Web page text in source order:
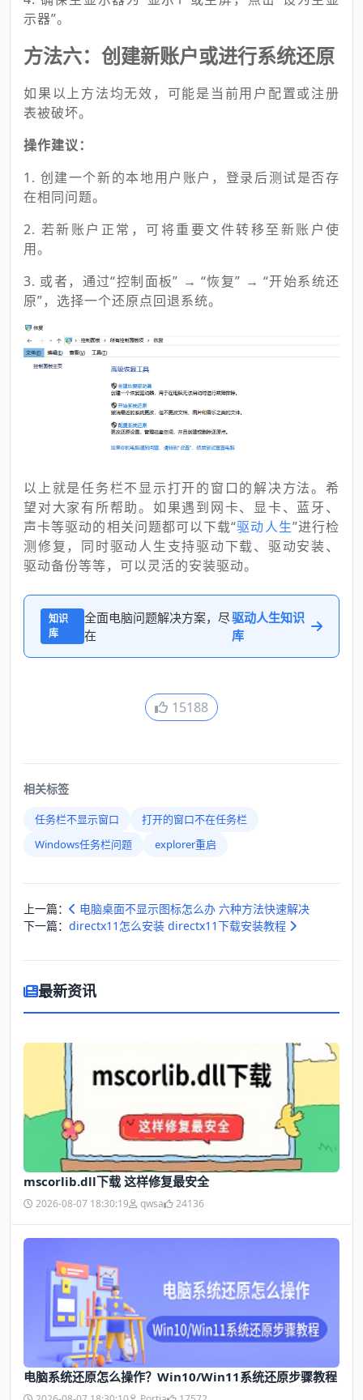
示器”。
方法六：创建新账户或进行系统还原
如果以上方法均无效，可能是当前用户配置或注册
表被破坏。
操作建议：
1. 创建一个新的本地用户账户，登录后测试是否存
在相同问题。
2. 若新账户正常，可将重要文件转移至新账户使
用。
3. 或者，通过“控制面板” → “恢复” → “开始系统还
原”，选择一个还原点回退系统。
以上就是任务栏不显示打开的窗口的解决方法。希
望对大家有所帮助。如果遇到网卡、显卡、蓝牙、
声卡等驱动的相关问题都可以下载“驱动人生”进行检
测修复，同时驱动人生支持驱动下载、驱动安装、
驱动备份等等，可以灵活的安装驱动。
知识
库
全面电脑问题解决方案，尽
在
驱动人生知识
库
15188
相关标签
任务栏不显示窗口
打开的窗口不在任务栏
Windows任务栏问题
explorer重启
上一篇：
电脑桌面不显示图标怎么办 六种方法快速解决
下一篇： directx11怎么安装 directx11下载安装教程
最新资讯
mscorlib.dll下载 这样修复最安全
2026-08-07 18:30:19 qwsa 24136
电脑系统还原怎么操作？Win10/Win11系统还原步骤教程